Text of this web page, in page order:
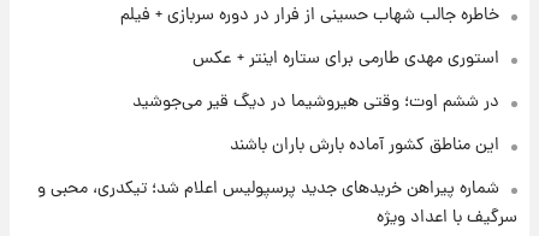
قیمت سکه و طلا فردا
فال حافظ پنجشنبه ۱۵ مرداد ماه ۱۴۰۵
خاطره جالب شهاب حسینی از فرار در دوره سربازی + فیلم
استوری مهدی طارمی برای ستاره اینتر + عکس
در ششم اوت؛ وقتی هیروشیما در دیگ قیر می‌جوشید
این مناطق کشور آماده بارش باران باشند
شماره پیراهن خریدهای جدید پرسپولیس اعلام شد؛ تیکدری، محبی و
سرگیف با اعداد ویژه